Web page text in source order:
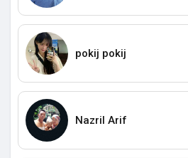
pokij pokij
Nazril Arif